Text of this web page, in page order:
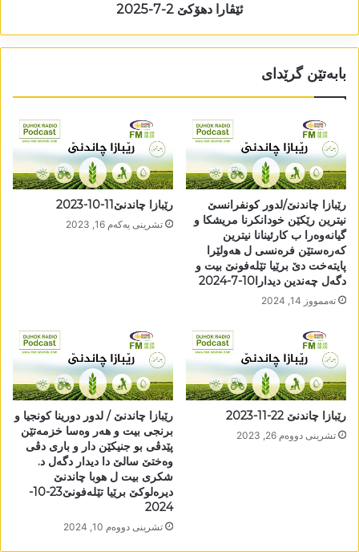
ئێڤارا دھۆکێ 2-7-2025
بابەتێن گرێدای
رێبازا چاندنێ/لدور کونفرانسێ
نیترین رێکێن خودانکرنا مریشکا و
گیانەوەرا ب کارئینانا نیترین
کەرەستێن فرەنسی ل ھەولێرا
پایتەخت دێ برێیا تێلەفونێ بیت و
دگەل چەندین دیدارا10-7-2024
تەممووز 14, 2024
رێبازا چاندنێ11-10-2023
تشرینی یه‌كه‌م 16, 2023
رێبازا چاندنێ 22-11-2023
تشرینی دووه‌م 26, 2023
رێبازا چاندنێ / لدور دورینا کونجیا و
برنجی بیت و ھەر وەسا خزمەتێن
پێدڤی بو جنیکێن دار و باری دڤی
وەختێ سالێ دا دیدار دگەل د.
شکری بیت ل ھوبا چاندنێ
دیرەلوکێ برێیا تێلەفونێ23-10-
2024
تشرینی دووه‌م 10, 2024